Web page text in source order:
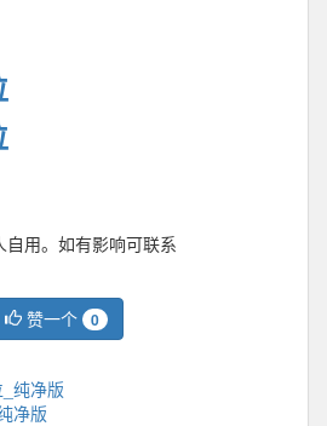
用。如有影响可联系
赞一个 0
纯净版
净版